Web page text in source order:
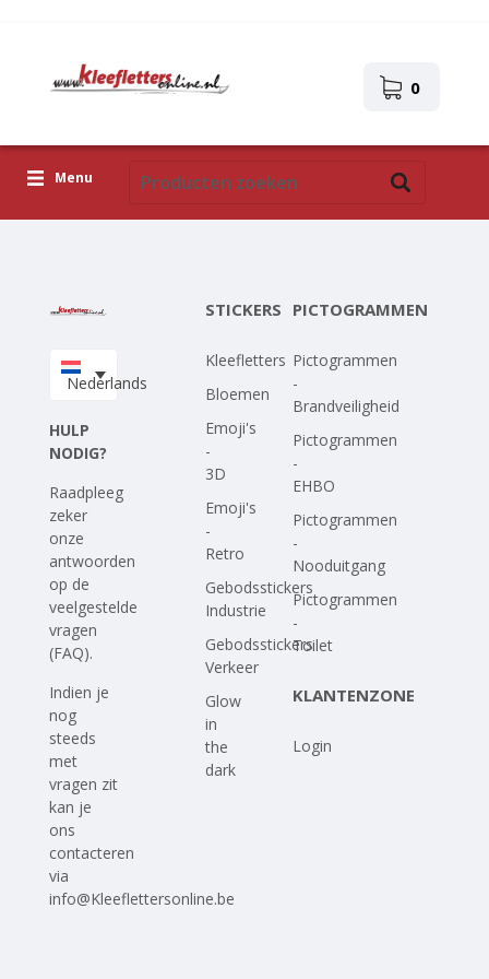
0
Menu
Upload je eigen ontwerp
Nederlands
HULP
NODIG?
Raadpleeg
zeker
onze
antwoorden
op de
veelgestelde
vragen
(FAQ).
Indien je
nog
steeds
met
vragen zit
kan je
ons
contacteren
via
info@Kleeflettersonline.be
STICKERS
Kleefletters
Bloemen
Emoji's
-
3D
Emoji's
-
Retro
Gebodsstickers
Industrie
Gebodsstickers
Verkeer
Glow
in
the
dark
PICTOGRAMMEN
Pictogrammen
-
Brandveiligheid
Pictogrammen
-
EHBO
Pictogrammen
-
Nooduitgang
Pictogrammen
-
Toilet
KLANTENZONE
Login